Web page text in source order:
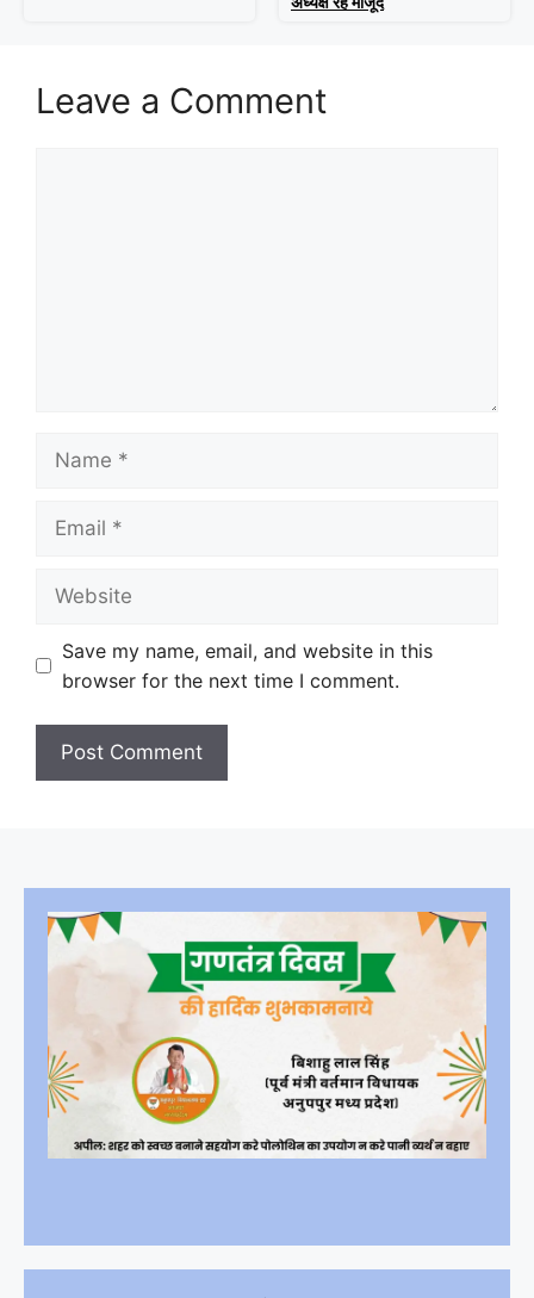
Leave a Comment
Save my name, email, and website in this
browser for the next time I comment.